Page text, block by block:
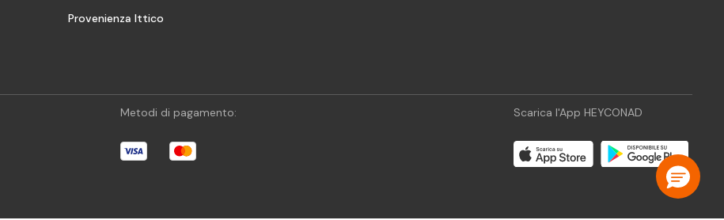
Provenienza Ittico
Metodi di pagamento: Scarica l'App HEYCONAD